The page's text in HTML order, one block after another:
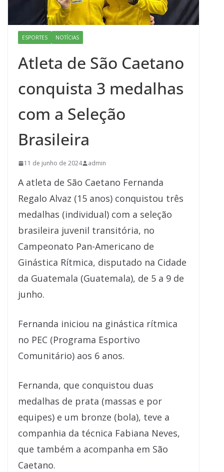
ESPORTES NOTÍCIAS
Atleta de São Caetano
conquista 3 medalhas
com a Seleção
Brasileira
11 de junho de 2024 admin
A atleta de São Caetano Fernanda
Regalo Alvaz (15 anos) conquistou três
medalhas (individual) com a seleção
brasileira juvenil transitória, no
Campeonato Pan-Americano de
Ginástica Rítmica, disputado na Cidade
da Guatemala (Guatemala), de 5 a 9 de
junho.
Fernanda iniciou na ginástica rítmica
no PEC (Programa Esportivo
Comunitário) aos 6 anos.
Fernanda, que conquistou duas
medalhas de prata (massas e por
equipes) e um bronze (bola), teve a
companhia da técnica Fabiana Neves,
que também a acompanha em São
Caetano.